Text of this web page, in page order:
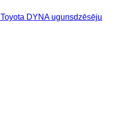
Toyota DYNA ugunsdzēsēju